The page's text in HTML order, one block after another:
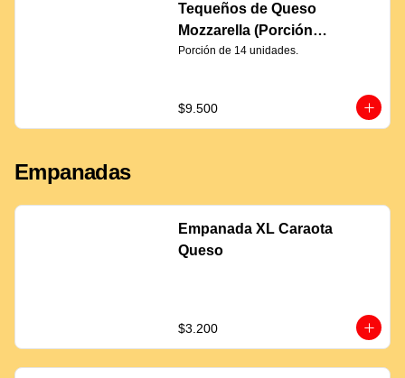
Tequeños de Queso
Mozzarella (Porción
Completa)
Porción de 14 unidades.
$9.500
Empanadas
Empanada XL Caraota
Queso
$3.200